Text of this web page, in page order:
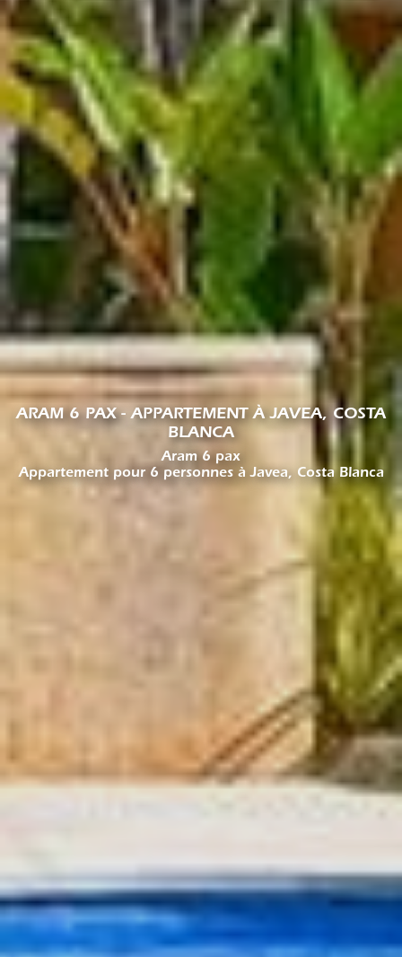
ARAM 6 PAX - APPARTEMENT À JAVEA, COSTA
BLANCA
Aram 6 pax
Appartement pour 6 personnes à Javea, Costa Blanca